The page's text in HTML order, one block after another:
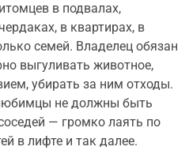
в подвалах,
в квартирах, в
семей. Владелец обязан
выгуливать животное,
убирать за ним отходы.
не должны быть
— громко лаять по
в лифте и так далее.